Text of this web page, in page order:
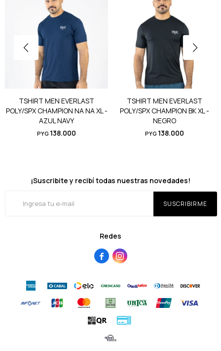
TSHIRT MEN EVERLAST
POLY/SPX CHAMPION NA NA XL -
AZUL NAVY
PYG 138.000
TSHIRT MEN EVERLAST
POLY/SPX CHAMPION BK XL -
NEGRO
PYG 138.000
Redes
 
¡Suscribite y recibí todas nuestras novedades!
SUSCRIBIRME